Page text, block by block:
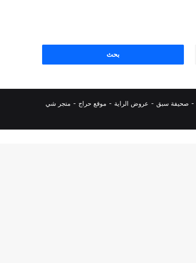
- صحيفة سبق - عروض الراية - موقع حراج - متجر شي